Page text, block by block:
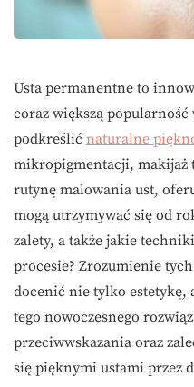
Usta permanentne to
coraz większą
podkreślić naturalne
mikropigmentacji, makijaż
rutynę malowania ust,
mogą utrzymywać się od
zalety, a także jakie
procesie? Zrozumienie
docenić nie tylko estetykę,
tego nowoczesnego
przeciwwskazania oraz
się pięknymi ustami przez